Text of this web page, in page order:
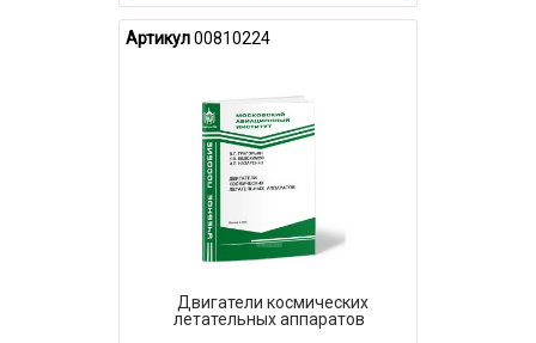
Артикул00810224
Двигатели космических
летательных аппаратов